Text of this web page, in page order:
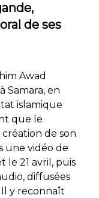
de ses
Awad
Samara, en
islamique
que le
de son
une vidéo de
le 21 avril, puis
diffusées
Il y reconnaît